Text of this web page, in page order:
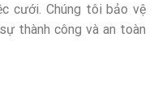
cưới. Chúng tôi bảo vệ
thành công và an toàn